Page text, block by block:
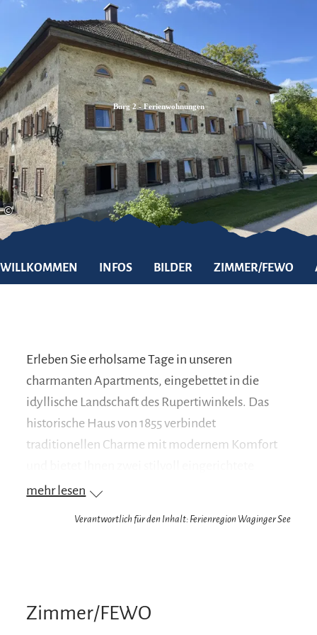
Zum
Inhalt
Zur
Suche
Zum
Footer
©
Burg 2 - Ferienwohnungen
WILLKOMMEN INFOS BILDER ZIMMER/FEWO
Erleben Sie erholsame Tage in unseren
charmanten Apartments, eingebettet in die
idyllische Landschaft des Rupertiwinkels. Das
historische Haus von 1855 verbindet
traditionellen Charme mit modernem Komfort
Ferienwohnungen.
Ob entspannte Stunden im weitläufigen Garten,
unmittelbarer Nähe erwarten Sie malerische
Seen, abwechslungsreiche Wander- und
mehr lesen
Verantwortlich für den Inhalt: Ferienregion Waginger See
Zimmer/FEWO